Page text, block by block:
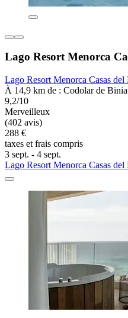
Lago Resort Menorca
Lago Resort Menorca Casas
À 14,9 km de : Codolar de
9,2/10
Merveilleux
(402 avis)
288 €
taxes et frais compris
3 sept. - 4 sept.
Lago Resort Menorca Casas